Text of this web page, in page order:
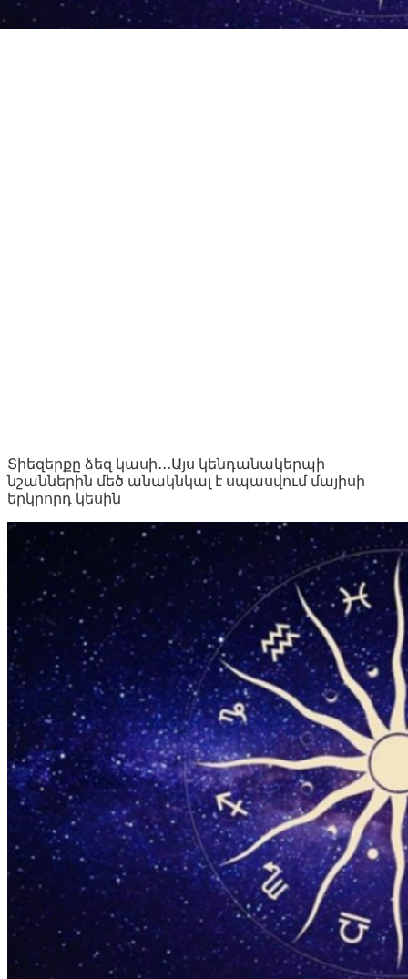
Տիեզերքը ձեզ կասի․․․Այս կենդանակերպի
նշաններին մեծ անակնկալ է սպասվում մայիսի
երկրորդ կեսին